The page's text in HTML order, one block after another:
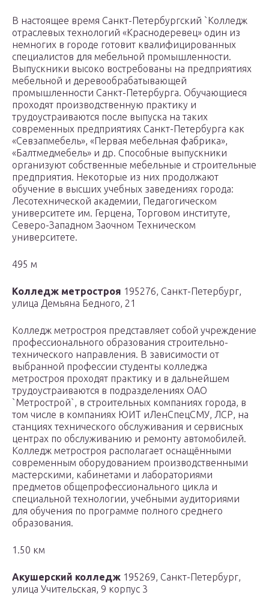
В настоящее время Санкт-Петербургский `Колледж
отраслевых технологий «Краснодеревец» один из
немногих в городе готовит квалифицированных
специалистов для мебельной промышленности.
Выпускники высоко востребованы на предприятиях
мебельной и деревообрабатывающей
промышленности Санкт-Петербурга. Обучающиеся
проходят производственную практику и
трудоустраиваются после выпуска на таких
современных предприятиях Санкт-Петербурга как
«Севзапмебель», «Первая мебельная фабрика»,
«Балтмедмебель» и др. Способные выпускники
организуют собственные мебельные и строительные
предприятия. Некоторые из них продолжают
обучение в высших учебных заведениях города:
Лесотехнической академии, Педагогическом
университете им. Герцена, Торговом институте,
Северо-Западном Заочном Техническом
университете.
495 м
Колледж метростроя 195276, Санкт-Петербург,
улица Демьяна Бедного, 21
Колледж метростроя представляет собой учреждение
профессионального образования строительно-
технического направления. В зависимости от
выбранной профессии студенты колледжа
метростроя проходят практику и в дальнейшем
трудоустраиваются в подразделениях ОАО
`Метрострой`, в строительных компаниях города, в
том числе в компаниях ЮИТ иЛенСпецСМУ, ЛСР, на
станциях технического обслуживания и сервисных
центрах по обслуживанию и ремонту автомобилей.
Колледж метростроя располагает оснащёнными
современным оборудованием производственными
мастерскими, кабинетами и лабораториями
предметов общепрофессионального цикла и
специальной технологии, учебными аудиториями
для обучения по программе полного среднего
образования.
1.50 км
Акушерский колледж 195269, Санкт-Петербург,
улица Учительская, 9 корпус 3